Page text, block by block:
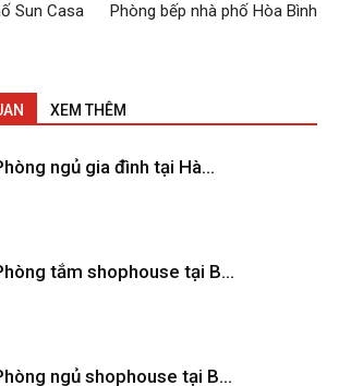
Sun Casa
Phòng bếp nhà phố Hòa Bình
XEM THÊM
ngủ gia đình tại Hà...
tắm shophouse tại B...
ngủ shophouse tại B...